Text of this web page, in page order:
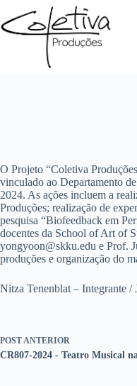
para
o
O Projeto “Coletiva
vinculado ao Departamento
2024. As ações incluem a
Produções; realização de
pesquisa “Biofeedback em
docentes da School of Art of
yongyoon@skku.edu e Prof.
produções e organização do
Nitza Tenenblat – Integrante
POSTANTERIOR
CR807-2024 - Teatro Musical